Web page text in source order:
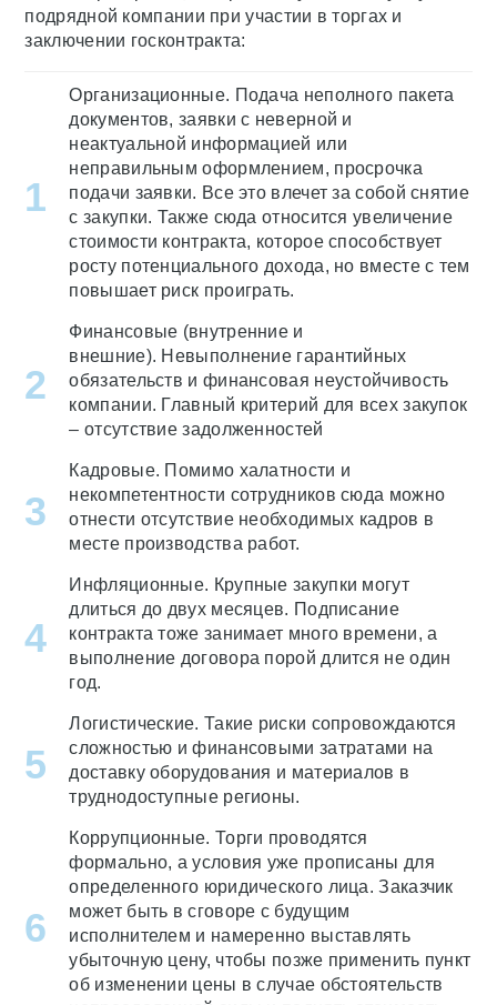
подрядной компании при участии в торгах и
заключении госконтракта:
Организационные. Подача неполного пакета
документов, заявки с неверной и
неактуальной информацией или
неправильным оформлением, просрочка
подачи заявки. Все это влечет за собой снятие
с закупки. Также сюда относится увеличение
стоимости контракта, которое способствует
росту потенциального дохода, но вместе с тем
повышает риск проиграть.
Финансовые (внутренние и
внешние). Невыполнение гарантийных
обязательств и финансовая неустойчивость
компании. Главный критерий для всех закупок
– отсутствие задолженностей
Кадровые. Помимо халатности и
некомпетентности сотрудников сюда можно
отнести отсутствие необходимых кадров в
месте производства работ.
Инфляционные. Крупные закупки могут
длиться до двух месяцев. Подписание
контракта тоже занимает много времени, а
выполнение договора порой длится не один
год.
Логистические. Такие риски сопровождаются
сложностью и финансовыми затратами на
доставку оборудования и материалов в
труднодоступные регионы.
Коррупционные. Торги проводятся
формально, а условия уже прописаны для
определенного юридического лица. Заказчик
может быть в сговоре с будущим
исполнителем и намеренно выставлять
убыточную цену, чтобы позже применить пункт
об изменении цены в случае обстоятельств